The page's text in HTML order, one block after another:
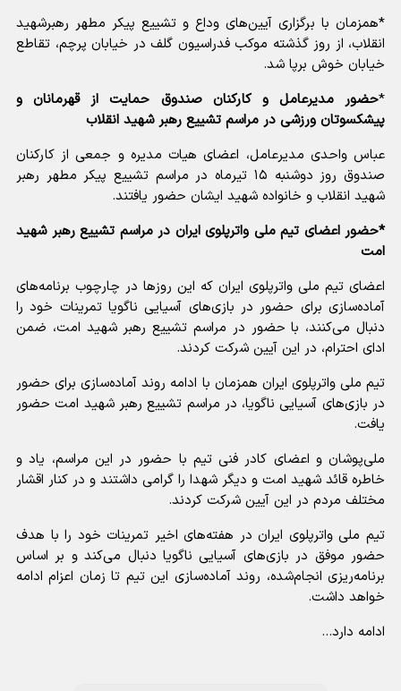
*همزمان با برگزاری آیین‌های وداع و تشییع پیکر مطهر رهبرشهید
انقلاب، از روز گذشته موکب فدراسیون گلف در خیابان پرچم، تقاطع
خیابان خوش برپا شد.
*حضور مدیرعامل و کارکنان صندوق حمایت از قهرمانان و
پیشکسوتان ورزشی در مراسم تشییع رهبر شهید انقلاب
عباس واحدی مدیرعامل، اعضای هیات مدیره و جمعی از کارکنان
صندوق روز دوشنبه ۱۵ تیرماه در مراسم تشییع پیکر مطهر رهبر
شهید انقلاب و خانواده شهید ایشان حضور یافتند.
*حضور اعضای تیم ملی واترپلوی ایران در مراسم تشییع رهبر شهید
امت
اعضای تیم ملی واترپلوی ایران که این روزها در چارچوب برنامه‌های
آماده‌سازی برای حضور در بازی‌های آسیایی ناگویا تمرینات خود را
دنبال می‌کنند، با حضور در مراسم تشییع رهبر شهید امت، ضمن
ادای احترام، در این آیین شرکت کردند.
تیم ملی واترپلوی ایران همزمان با ادامه روند آماده‌سازی برای حضور
در بازی‌های آسیایی ناگویا، در مراسم تشییع رهبر شهید امت حضور
یافت.
ملی‌پوشان و اعضای کادر فنی تیم با حضور در این مراسم، یاد و
خاطره قائد شهید امت و دیگر شهدا را گرامی داشتند و در کنار اقشار
مختلف مردم در این آیین شرکت کردند.
تیم ملی واترپلوی ایران در هفته‌های اخیر تمرینات خود را با هدف
حضور موفق در بازی‌های آسیایی ناگویا دنبال می‌کند و بر اساس
برنامه‌ریزی انجام‌شده، روند آماده‌سازی این تیم تا زمان اعزام ادامه
خواهد داشت.
ادامه دارد...